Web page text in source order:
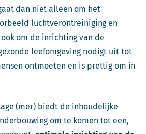
dan niet alleen om het
luchtverontreiniging en
om de inrichting van de
leefomgeving nodigt uit tot
ontmoeten en is prettig om in
(mer) biedt de inhoudelijke
om te komen tot een,